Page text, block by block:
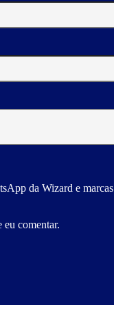
da Wizard e marcas
eu comentar.